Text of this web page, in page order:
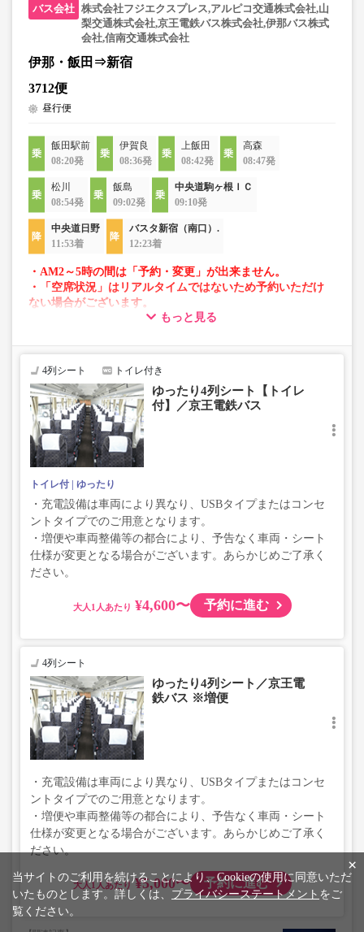
株式会社フジエクスプレス,アルピコ交通株式会社,山
梨交通株式会社,京王電鉄バス株式会社,伊那バス株式
会社,信南交通株式会社
伊那・飯田⇒新宿
3712便
昼行便
飯田駅前
08:20発
伊賀良
08:36発
上飯田
08:42発
高森
08:47発
松川
08:54発
飯島
09:02発
中央道駒ヶ根ＩＣ
09:10発
中央道日野
11:53着
バスタ新宿（南口）.
12:23着
・AM2～5時の間は「予約・変更」が出来ません。
・「空席状況」はリアルタイムではないため予約いただけ
ない場合がございます。
・車両は予告なく変更となる場合がございます。これに伴
で、あらかじめご了承ください。
もっと見る
4列シート トイレ付き
ゆったり4列シート【トイレ
付】／京王電鉄バス
トイレ付 ゆったり
・充電設備は車両により異なり、USBタイプまたはコンセ
ントタイプでのご用意となります。
・増便や車両整備等の都合により、予告なく車両・シート
仕様が変更となる場合がございます。あらかじめご了承く
ださい。
大人 ¥4,600〜 予約に進む
4列シート
ゆったり4列シート／京王電
鉄バス ※増便
・充電設備は車両により異なり、USBタイプまたはコンセ
ントタイプでのご用意となります。
・増便や車両整備等の都合により、予告なく車両・シート
仕様が変更となる場合がございます。あらかじめご了承く
ださい。
大人 ¥5,000〜 予約に進む
×
当サイトのご利用を続けることにより、Cookieの使用に同意いただ
いたものとします。詳しくは、 プライバシーステートメント をご
覧ください。